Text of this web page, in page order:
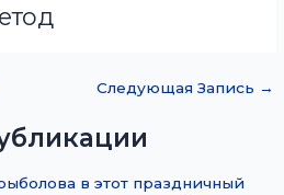
Следующая Запись →
в этот праздничный